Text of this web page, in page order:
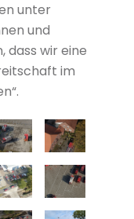
unter
und
dass wir eine
im